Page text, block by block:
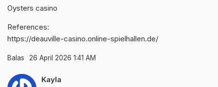
Oysters casino
References:
https://deauville-casino.online-spielhallen.de/
Balas 26 April 2026 1:41 AM
Kayla